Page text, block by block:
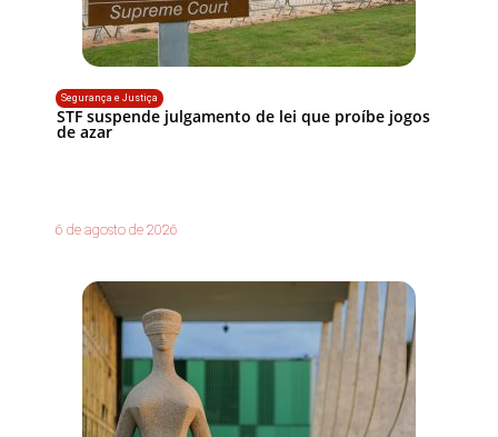
Segurança e Justiça
STF suspende julgamento de lei que proíbe jogos
de azar
6 de agosto de 2026